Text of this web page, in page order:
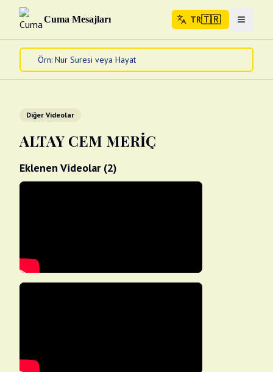
Cuma Mesajları TR🇹🇷 Menuyu
Ana Sayfa
Diğer Videolar
ALTAY CEM MERİÇ
Eklenen Videolar (2)